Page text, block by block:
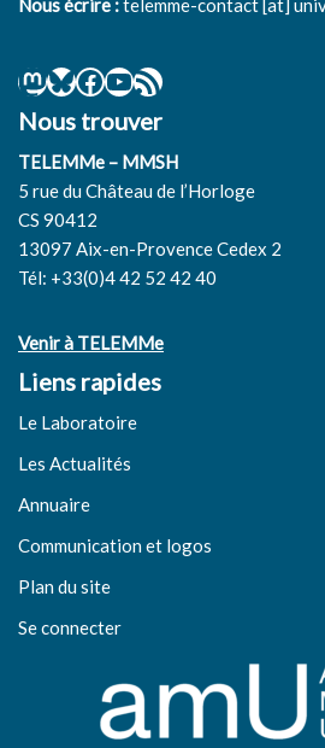
Nous écrire :telemme-contact [at]
Nous trouver
TELEMMe – MMSH
5 rue du Château de l’Horloge
CS 90412
13097 Aix-en-Provence Cedex 2
Tél: +33(0)4 42 52 42 40
Venir à TELEMMe
Liens rapides
Le Laboratoire
Les Actualités
Annuaire
Communication et logos
Plan du site
Se connecter